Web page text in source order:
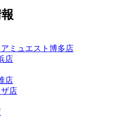
ミュエスト博多店
店
店
店